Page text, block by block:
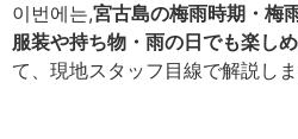
이번에는,宮古島の梅雨時期・梅
服装や持ち物・雨の日でも楽し
て、現地スタッフ目線で解説しま